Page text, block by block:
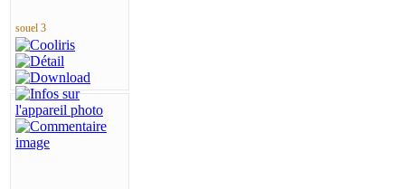
souel 3